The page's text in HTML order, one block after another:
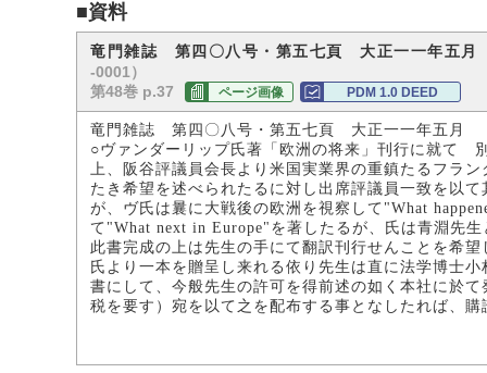
■資料
竜門雑誌 第四〇八号・第五七頁 大正一一年五月
-0001）
第48巻 p.37
ページ画像 PDM 1.0 DEED
竜門雑誌 第四〇八号・第五七頁 大正一一年五月
○ヴァンダーリップ氏著「欧洲の将来」刊行に就て
上、阪谷評議員会長より米国実業界の重鎮たるフラ
たき希望を述べられたるに対し出席評議員一致を以
が、ヴ氏は曩に大戦後の欧洲を視察して"What
て"What next in Europe"を著したるが、氏は青淵先
此書完成の上は先生の手にて翻訳刊行せんことを希
氏より一本を贈呈し来れる依り先生は直に法学博士
書にして、今般先生の許可を得前述の如く本社に於
税を要す）宛を以て之を配布する事となしたれば、